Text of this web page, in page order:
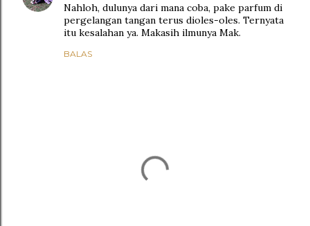
Nahloh, dulunya dari mana coba, pake parfum di
pergelangan tangan terus dioles-oles. Ternyata
itu kesalahan ya. Makasih ilmunya Mak.
BALAS